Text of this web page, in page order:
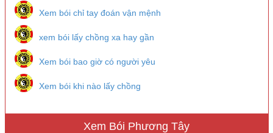
Xem bói chỉ tay đoán vận mệnh
xem bói lấy chồng xa hay gần
Xem bói bao giờ có người yêu
Xem bói khi nào lấy chồng
Xem Bói Phương Tây